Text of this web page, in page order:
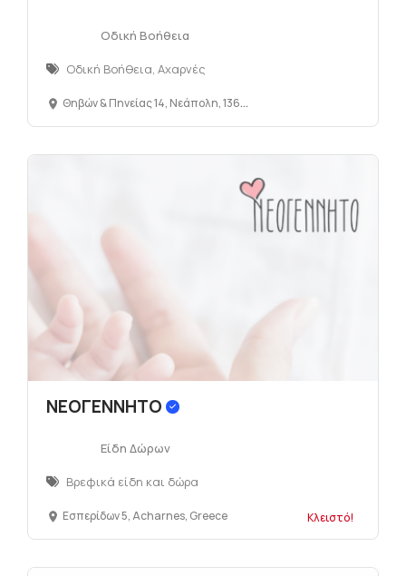
Οδική Βοήθεια
Οδική Βοήθεια, Αχαρνές
Θηβών & Πηνείας 14, Νεάπολη, 13672, Αχαρνές Αττικής
ΝΕΟΓΕΝΝΗΤΟ
Είδη Δώρων
Βρεφικά είδη και δώρα
Εσπερίδων 5, Acharnes, Greece Κλειστό!